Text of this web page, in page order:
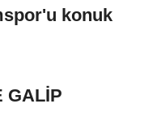
konuk
GALİP